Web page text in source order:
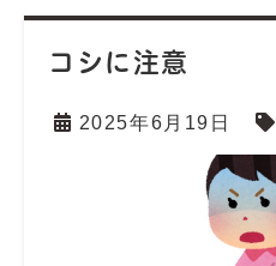
コシに注意
2025年6月19日